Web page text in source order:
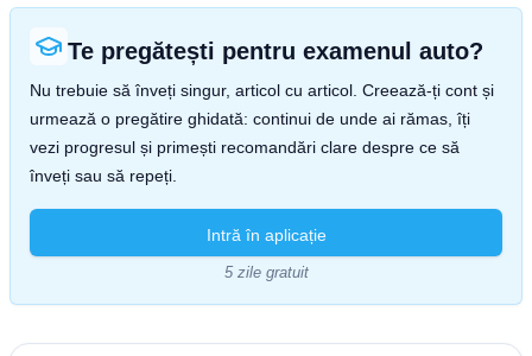
Te pregătești pentru examenul auto?
Nu trebuie să înveți singur, articol cu articol. Creează-ți cont și
urmează o pregătire ghidată: continui de unde ai rămas, îți
vezi progresul și primești recomandări clare despre ce să
înveți sau să repeți.
Intră în aplicație
5 zile gratuit